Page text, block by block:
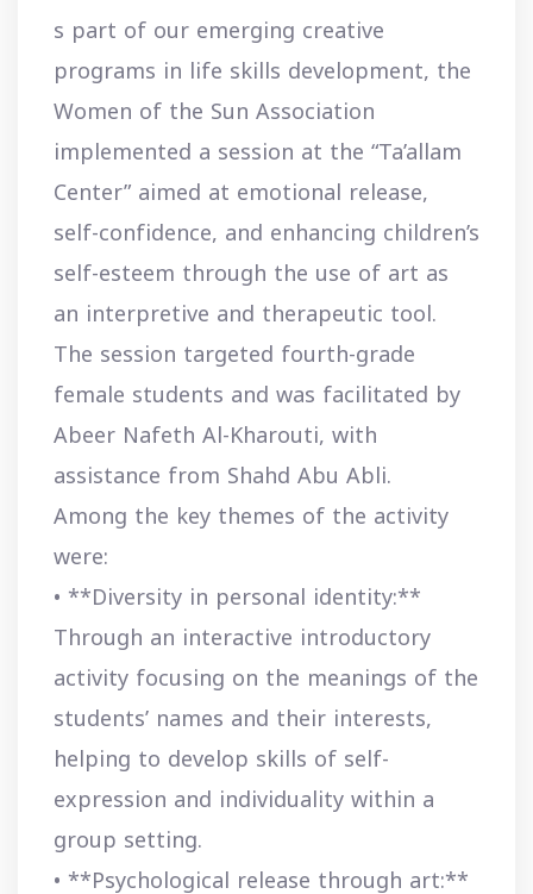
s part of our emerging creative
programs in life skills development, the
Women of the Sun Association
implemented a session at the “Ta’allam
Center” aimed at emotional release,
self-confidence, and enhancing children’s
self-esteem through the use of art as
an interpretive and therapeutic tool.
The session targeted fourth-grade
female students and was facilitated by
Abeer Nafeth Al-Kharouti, with
assistance from Shahd Abu Abli.
Among the key themes of the activity
were:
• **Diversity in personal identity:**
Through an interactive introductory
activity focusing on the meanings of the
students’ names and their interests,
helping to develop skills of self-
expression and individuality within a
group setting.
• **Psychological release through art:**